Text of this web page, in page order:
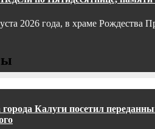
2026 года, в храме
города Калуги посетил